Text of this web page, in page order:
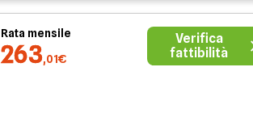
Rata mensile
263,01€
Verifica
fattibilità